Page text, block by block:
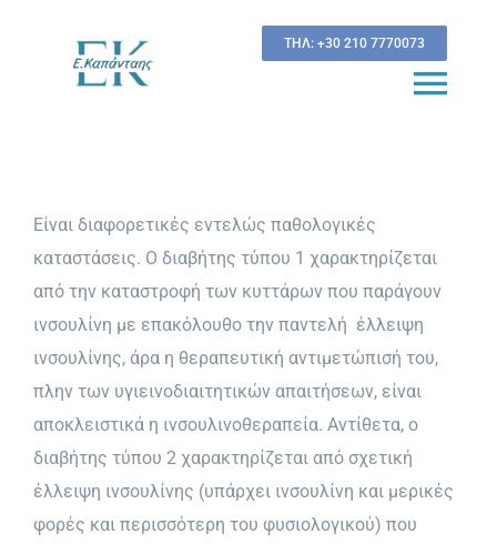
περιεχόμενο
ΤΗΛ: +30 210 7770073
Νέα & Εξελίξεις
στην Παχυσαρκία
Υπολογισμός Δείκτη Μάζας Σώματος
Υπολογισμός κινδύνου
εμφάνισης Διαβήτη τύπου 2
Συχνές Ερωτήσεις
Είναι διαφορετικές εντελώς παθολογικές
καταστάσεις. Ο διαβήτης τύπου 1 χαρακτηρίζεται
από την καταστροφή των κυττάρων που παράγουν
ινσουλίνη με επακόλουθο την παντελή έλλειψη
ινσουλίνης, άρα η θεραπευτική αντιμετώπισή του,
πλην των υγιεινοδιαιτητικών απαιτήσεων, είναι
αποκλειστικά η ινσουλινοθεραπεία. Αντίθετα, ο
διαβήτης τύπου 2 χαρακτηρίζεται από σχετική
έλλειψη ινσουλίνης (υπάρχει ινσουλίνη και μερικές
φορές και περισσότερη του φυσιολογικού) που